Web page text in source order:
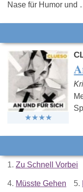
Nase für Humor und
1. Zu Schnell Vorbei
4. Müsste Gehen 5.